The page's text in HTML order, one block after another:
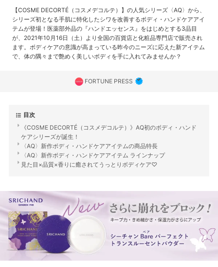
【COSME DECORTÉ（コスメデコルテ）】の人気シリーズ〈AQ〉から、
シリーズ初となる手肌に特化したシワを改善するボディ・ハンドケアアイ
テムが登場！医薬部外品の『ハンドエッセンス』をはじめとする3品目
が、2021年10月16日（土）より全国の百貨店と化粧品専門店で販売され
ます。ボディケアの意識が高まっている昨今のニーズに応えた新アイテム
で、体の隅々まで艶めく美しいボディを手に入れてみませんか？
FORTUNE PRESS
目次
《COSME DECORTÉ（コスメデコルテ）》AQ初のボディ・ハンド
ケアシリーズが誕生！
〈AQ〉新作ボディ・ハンドケアアイテムの商品特長
〈AQ〉新作ボディ・ハンドケアアイテム ラインナップ
見た目×品質×香りに癒されてうっとりボディケア♡